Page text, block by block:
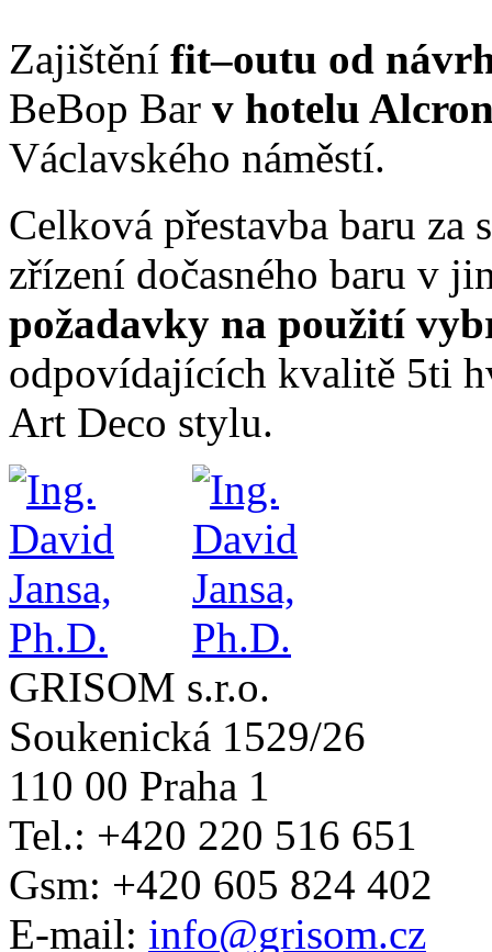
Zajištění fit–outu od
BeBop Bar v hotelu
Václavského náměstí.
Celková přestavba baru za
zřízení dočasného baru v
požadavky na použití
odpovídajících kvalitě 5ti
Art Deco stylu.
GRISOM s.r.o.
Soukenická 1529/26
110 00 Praha 1
Tel.: +420 220 516 651
Gsm: +420 605 824 402
E-mail: info@grisom.cz